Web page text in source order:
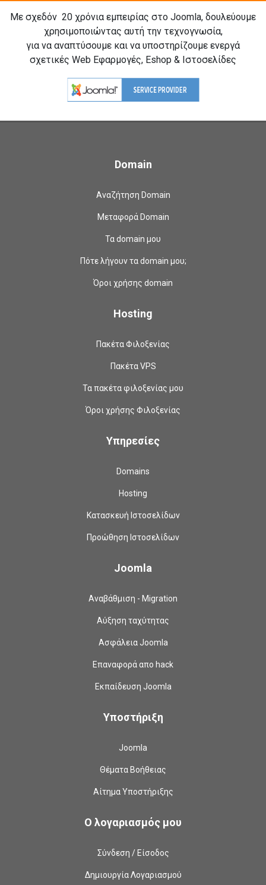
Με σχεδόν 20 χρόνια εμπειρίας στο Joomla, δουλεύουμε
χρησιμοποιώντας αυτή την τεχνογνωσία,
για να αναπτύσουμε και να υποστηρίζουμε ενεργά
σχετικές Web Εφαρμογές, Eshop & Ιστοσελίδες
Domain
Αναζήτηση Domain
Μεταφορά Domain
Τα domain μου
Πότε λήγουν τα domain μου;
Όροι χρήσης domain
Hosting
Πακέτα Φιλοξενίας
Πακέτα VPS
Τα πακέτα φιλοξενίας μου
Όροι χρήσης Φιλοξενίας
Υπηρεσίες
Domains
Hosting
Κατασκευή Ιστοσελίδων
Προώθηση Ιστοσελίδων
Joomla
Αναβάθμιση - Migration
Αύξηση ταχύτητας
Ασφάλεια Joomla
Επαναφορά απο hack
Εκπαίδευση Joomla
Υποστήριξη
Joomla
Θέματα Βοήθειας
Αίτημα Υποστήριξης
Ο λογαριασμός μου
Σύνδεση / Είσοδος
Δημιουργία Λογαριασμού